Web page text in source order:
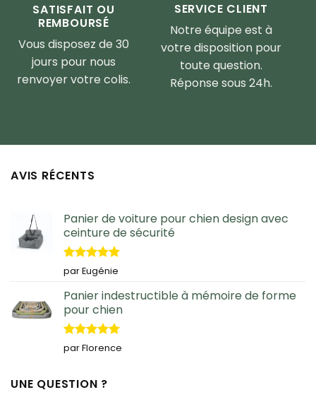
SATISFAIT OU
REMBOURSÉ
Vous disposez de 30
jours pour nous
renvoyer votre colis.
SERVICE CLIENT
Notre équipe est à
votre disposition pour
toute question.
Réponse sous 24h.
AVIS RÉCENTS
Panier de voiture pour chien design avec
ceinture de sécurité
Note5sur
5
par Eugénie
Panier indestructible à mémoire de forme
pour chien
Note5sur
5
par Florence
UNE QUESTION ?